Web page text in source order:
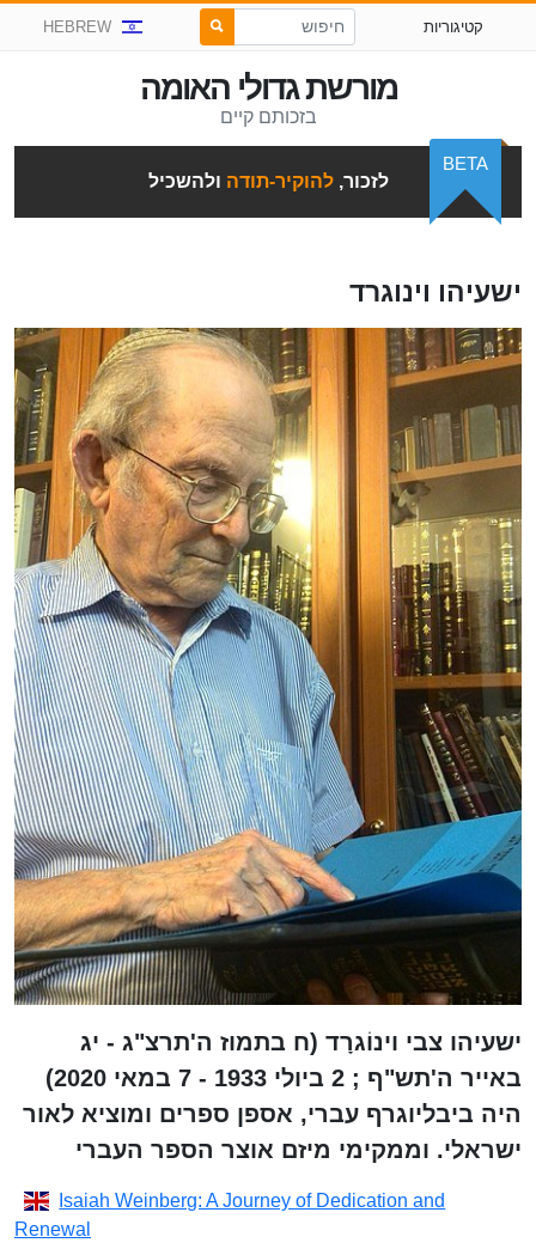
קטיגוריות HEBREW
מורשת גדולי האומה
בזכותם קיים
לזכור,להוקיר-תודה ולהשכיל
BETA
ישעיהו וינוגרד
ישעיהו צבי וינוֹגרָד (ח בתמוז ה'תרצ"ג - יג
באייר ה'תש"ף ; 2 ביולי 1933 - 7 במאי 2020)
היה ביבליוגרף עברי, אספן ספרים ומוציא לאור
ישראלי. וממקימי מיזם אוצר הספר העברי
Isaiah Weinberg: A Journey of Dedication and
Renewal